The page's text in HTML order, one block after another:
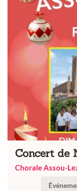
Concert de
Chorale Assou-